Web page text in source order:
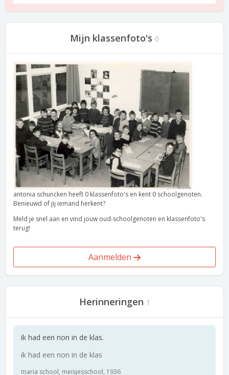
Mijn klassenfoto's 0
antonia schuncken heeft 0 klassenfoto's en kent 0 schoolgenoten.
Benieuwd of jij iemand herkent?
Meld je snel aan en vind jouw oud-schoolgenoten en klassenfoto's
terug!
Aanmelden
Herinneringen 1
ik had een non in de klas.
ik had een non in de klas
maria school, meisjesschool, 1936